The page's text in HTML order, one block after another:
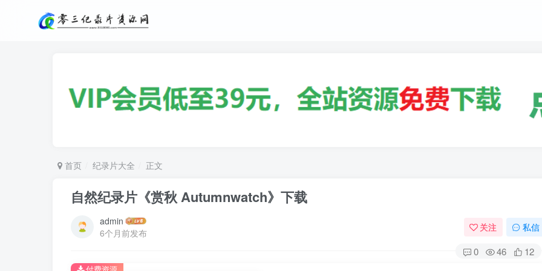
首页 纪录片大全 正文
自然纪录片《赏秋 Autumnwatch》下载
admin
6个月前发布
关注 私信
0 46 12